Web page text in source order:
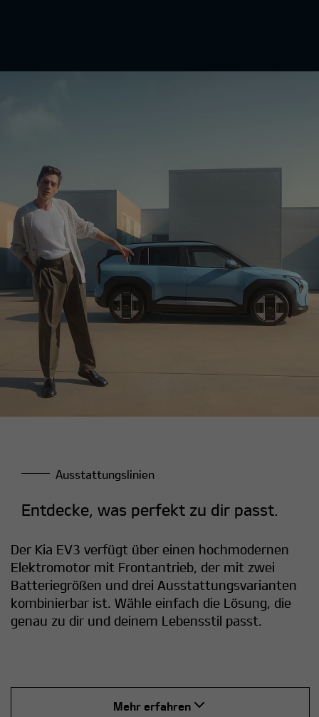
Ausstattungslinien
Entdecke, was perfekt zu dir passt.
Der Kia EV3 verfügt über einen hochmodernen
Elektromotor mit Frontantrieb, der mit zwei
Batteriegrößen und drei Ausstattungsvarianten
kombinierbar ist. Wähle einfach die Lösung, die
genau zu dir und deinem Lebensstil passt.
Mehr erfahren